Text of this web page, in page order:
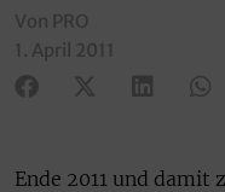
Von PRO
1. April 2011
Ende 2011 und damit